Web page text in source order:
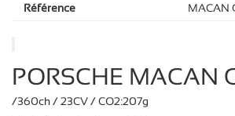
Référence MACAN
PORSCHE MACAN
/360ch / 23CV / CO2:207g